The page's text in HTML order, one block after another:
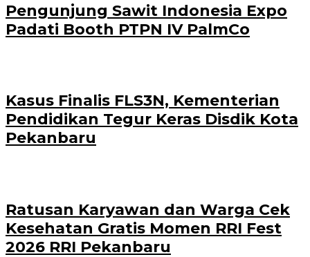
Pengunjung Sawit Indonesia Expo
Padati Booth PTPN IV PalmCo
Kasus Finalis FLS3N, Kementerian
Pendidikan Tegur Keras Disdik Kota
Pekanbaru
‎Ratusan Karyawan dan Warga Cek
Kesehatan Gratis Momen RRI Fest
2026 RRI Pekanbaru